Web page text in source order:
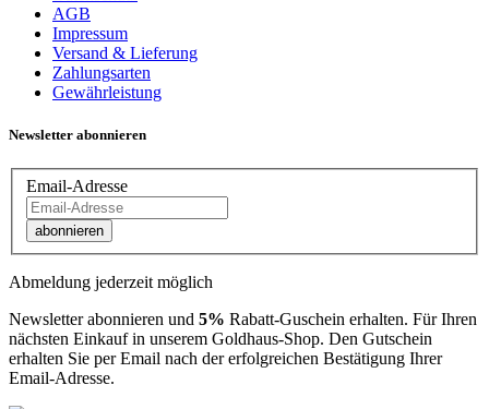
AGB
Impressum
Versand & Lieferung
Zahlungsarten
Gewährleistung
Newsletter abonnieren
Email-Adresse
abonnieren
Abmeldung jederzeit möglich
Newsletter abonnieren und 5% Rabatt-Guschein erhalten. Für Ihren
nächsten Einkauf in unserem Goldhaus-Shop. Den Gutschein
erhalten Sie per Email nach der erfolgreichen Bestätigung Ihrer
Email-Adresse.